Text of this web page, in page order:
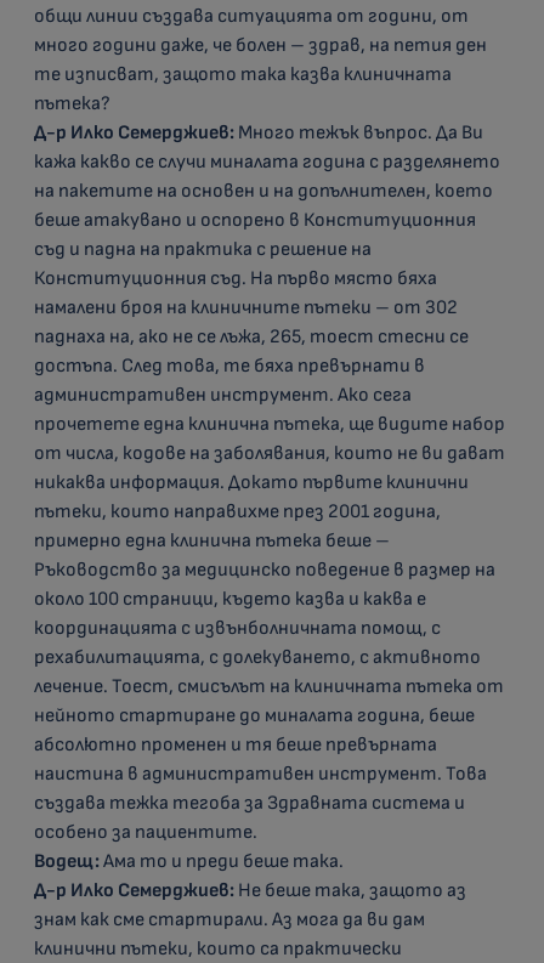
общи линии създава ситуацията от години, от
много години даже, че болен – здрав, на петия ден
те изписват, защото така казва клиничната
пътека?
Д-р Илко Семерджиев: Много тежък въпрос. Да Ви
кажа какво се случи миналата година с разделянето
на пакетите на основен и на допълнителен, което
беше атакувано и оспорено в Конституционния
съд и падна на практика с решение на
Конституционния съд. На първо място бяха
намалени броя на клиничните пътеки – от 302
паднаха на, ако не се лъжа, 265, тоест стесни се
достъпа. След това, те бяха превърнати в
административен инструмент. Ако сега
прочетете една клинична пътека, ще видите набор
от числа, кодове на заболявания, които не ви дават
никаква информация. Докато първите клинични
пътеки, които направихме през 2001 година,
примерно една клинична пътека беше –
Ръководство за медицинско поведение в размер на
около 100 страници, където казва и каква е
координацията с извънболничната помощ, с
рехабилитацията, с долекуването, с активното
лечение. Тоест, смисълът на клиничната пътека от
нейното стартиране до миналата година, беше
абсолютно променен и тя беше превърната
наистина в административен инструмент. Това
създава тежка тегоба за Здравната система и
особено за пациентите.
Водещ:Ама то и преди беше така.
Д-р Илко Семерджиев: Не беше така, защото аз
знам как сме стартирали. Аз мога да ви дам
клинични пътеки, които са практически